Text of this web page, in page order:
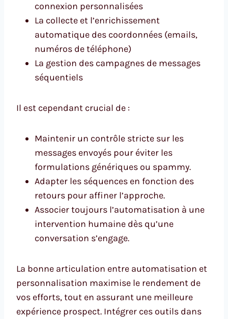
connexion personnalisées
La collecte et l’enrichissement
automatique des coordonnées (emails,
numéros de téléphone)
La gestion des campagnes de messages
séquentiels
Il est cependant crucial de :
Maintenir un contrôle stricte sur les
messages envoyés pour éviter les
formulations génériques ou spammy.
Adapter les séquences en fonction des
retours pour affiner l’approche.
Associer toujours l’automatisation à une
intervention humaine dès qu’une
conversation s’engage.
La bonne articulation entre automatisation et
personnalisation maximise le rendement de
vos efforts, tout en assurant une meilleure
expérience prospect. Intégrer ces outils dans